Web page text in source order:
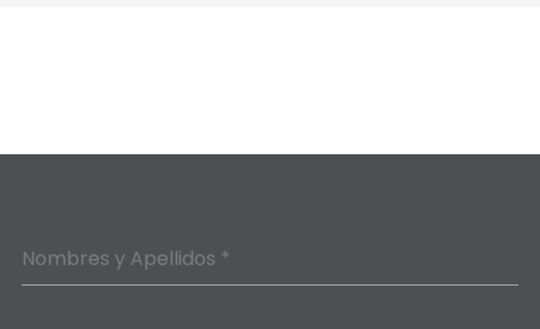
Nombres y Apellidos *